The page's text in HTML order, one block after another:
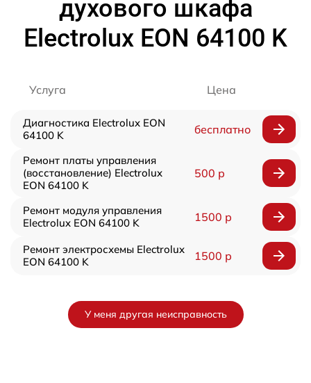
духового шкафа
Electrolux EON 64100 K
Услуга Цена
Диагностика Electrolux EON
64100 K
бесплатно
Ремонт платы управления
(восстановление) Electrolux
EON 64100 K
500 р
Ремонт модуля управления
Electrolux EON 64100 K
1500 р
Ремонт электросхемы Electrolux
EON 64100 K
1500 р
У меня другая неисправность